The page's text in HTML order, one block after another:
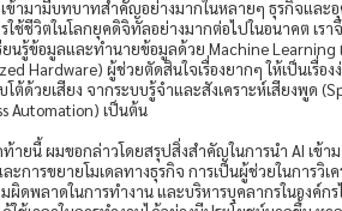
เข้ามามีบทบาทสำคัญอย่างมากในหลายๆ ธุรกิจแล
ใช้ชีวิตในโลกยุคดิจิทัลอย่างมากต่อไปในอนาคต เร
ยนรู้ข้อมูลและทำนายข้อมูลด้วย Machine
Hardware) ผู้ช่วยตัดสินใจเรื่องยากๆ ให้เป็นเรื่อ
โต้ด้วยเสียง จากระบบรู้จำและสังเคราะห์เสียงพูด
Automation) เป็นต้น
ายนี้ ผมขอกล่าวโดยสรุปสิ่งสำคัญในการนำ AI เข้า
ะการขยายโมเดลทางธุรกิจ การเป็นผู้ช่วยในการวิ
ผิดพลาดในการทำงาน และบริหารบุคลากรในองค์ก